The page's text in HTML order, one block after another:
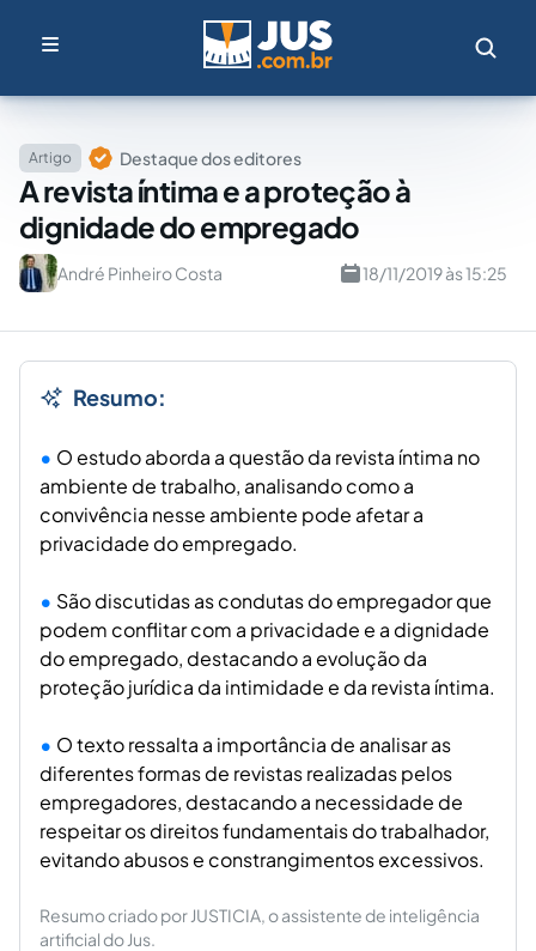
Artigo Destaque dos editores
A revista íntima e a proteção à
dignidade do empregado
André Pinheiro Costa 18/11/2019 às 15:25
Resumo:
O estudo aborda a questão da revista íntima no
ambiente de trabalho, analisando como a
convivência nesse ambiente pode afetar a
privacidade do empregado.
São discutidas as condutas do empregador que
podem conflitar com a privacidade e a dignidade
do empregado, destacando a evolução da
proteção jurídica da intimidade e da revista íntima.
O texto ressalta a importância de analisar as
diferentes formas de revistas realizadas pelos
empregadores, destacando a necessidade de
respeitar os direitos fundamentais do trabalhador,
evitando abusos e constrangimentos excessivos.
Resumo criado por JUSTICIA, o assistente de inteligência
artificial do Jus.